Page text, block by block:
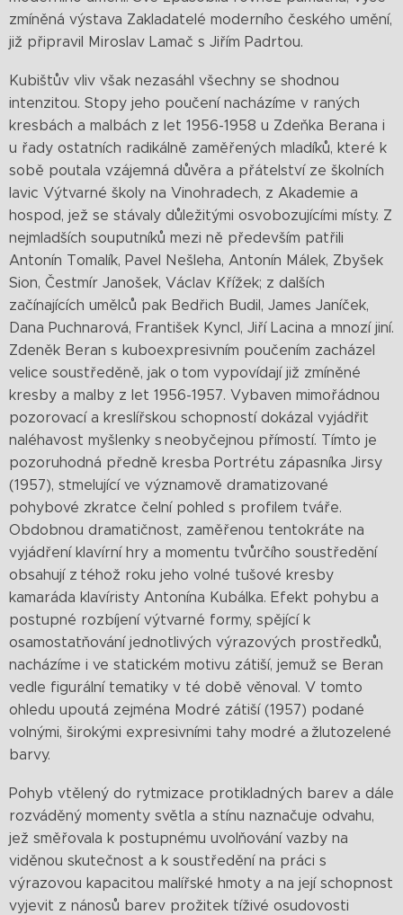
zmíněná výstava Zakladatelé moderního českého umění,
již připravil Miroslav Lamač s Jiřím Padrtou.
Kubištův vliv však nezasáhl všechny se shodnou
intenzitou. Stopy jeho poučení nacházíme v raných
kresbách a malbách z let 1956-1958 u Zdeňka Berana i
u řady ostatních radikálně zaměřených mladíků, které k
sobě poutala vzájemná důvěra a přátelství ze školních
lavic Výtvarné školy na Vinohradech, z Akademie a
hospod, jež se stávaly důležitými osvobozujícími místy. Z
nejmladších souputníků mezi ně především patřili
Antonín Tomalík, Pavel Nešleha, Antonín Málek, Zbyšek
Sion, Čestmír Janošek, Václav Křížek; z dalších
začínajících umělců pak Bedřich Budil, James Janíček,
Dana Puchnarová, František Kyncl, Jiří Lacina a mnozí jiní.
Zdeněk Beran s kuboexpresivním poučením zacházel
velice soustředěně, jak o tom vypovídají již zmíněné
kresby a malby z let 1956-1957. Vybaven mimořádnou
pozorovací a kreslířskou schopností dokázal vyjádřit
naléhavost myšlenky s neobyčejnou přímostí. Tímto je
pozoruhodná předně kresba Portrétu zápasníka Jirsy
(1957), stmelující ve významově dramatizované
pohybové zkratce čelní pohled s profilem tváře.
Obdobnou dramatičnost, zaměřenou tentokráte na
vyjádření klavírní hry a momentu tvůrčího soustředění
obsahují z téhož roku jeho volné tušové kresby
kamaráda klavíristy Antonína Kubálka. Efekt pohybu a
postupné rozbíjení výtvarné formy, spějící k
osamostatňování jednotlivých výrazových prostředků,
nacházíme i ve statickém motivu zátiší, jemuž se Beran
vedle figurální tematiky v té době věnoval. V tomto
ohledu upoutá zejména Modré zátiší (1957) podané
volnými, širokými expresivními tahy modré a žlutozelené
barvy.
Pohyb vtělený do rytmizace protikladných barev a dále
rozváděný momenty světla a stínu naznačuje odvahu,
jež směřovala k postupnému uvolňování vazby na
viděnou skutečnost a k soustředění na práci s
výrazovou kapacitou malířské hmoty a na její schopnost
vyjevit z nánosů barev prožitek tíživé osudovosti